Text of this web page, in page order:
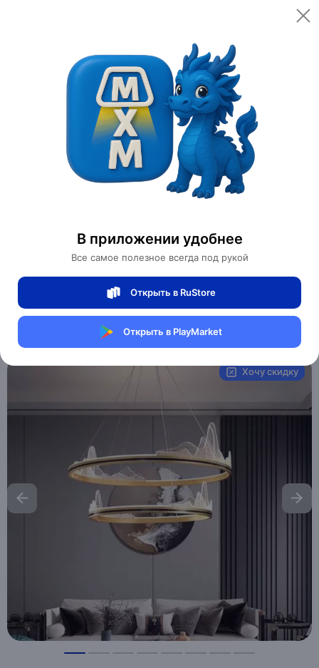
В приложении удобнее
Все самое полезное всегда под рукой
Открыть в RuStore
Открыть в PlayMarket
Открыть
Категории Светильники
Люстры
GOLD 60*80, металл, LED
Магазин Table lamps
MXM3769739086
Хочу скидку